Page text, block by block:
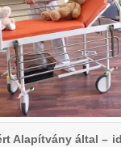
Alapítvány által –